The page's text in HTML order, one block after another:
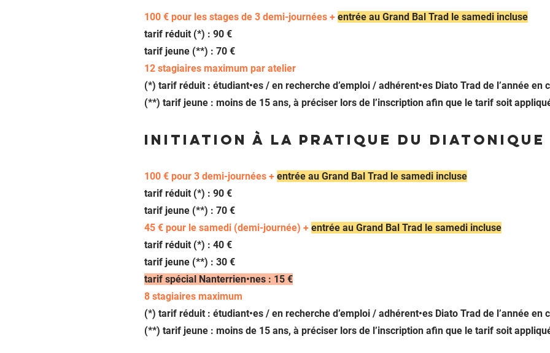
100 € pour les stages de 3 demi-journées + entrée au Grand Bal Trad le samedi incluse
tarif réduit (*) : 90 €
tarif jeune (**) : 70 €
12 stagiaires maximum par atelier
(*) tarif réduit : étudiant•es / en recherche d’emploi / adhérent•es Diato Trad de l’année en
(**) tarif jeune : moins de 15 ans, à préciser lors de l’inscription afin que le tarif soit
Initiation à la pratique du diatonique
100 € pour 3 demi-journées + entrée au Grand Bal Trad le samedi incluse
tarif réduit (*) : 90 €
tarif jeune (**) : 70 €
45 € pour le samedi (demi-journée) + entrée au Grand Bal Trad le samedi incluse
tarif réduit (*) : 40 €
tarif jeune (**) : 30 €
tarif spécial Nanterrien•nes : 15 €
8 stagiaires maximum
(*) tarif réduit : étudiant•es / en recherche d’emploi / adhérent•es Diato Trad de l’année en
(**) tarif jeune : moins de 15 ans, à préciser lors de l’inscription afin que le tarif soit